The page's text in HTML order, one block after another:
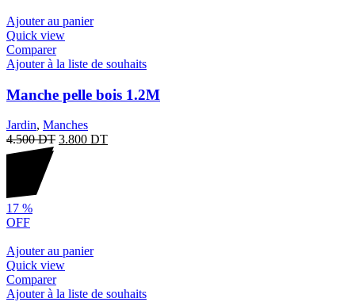
Ajouter au panier
Quick view
Comparer
Ajouter à la liste de souhaits
Manche pelle bois 1.2M
Jardin, Manches
4.500DT 3.800 DT
17 %
OFF
Ajouter au panier
Quick view
Comparer
Ajouter à la liste de souhaits